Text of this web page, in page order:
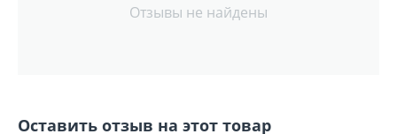
Отзывы не найдены
Оставить отзыв на этот товар